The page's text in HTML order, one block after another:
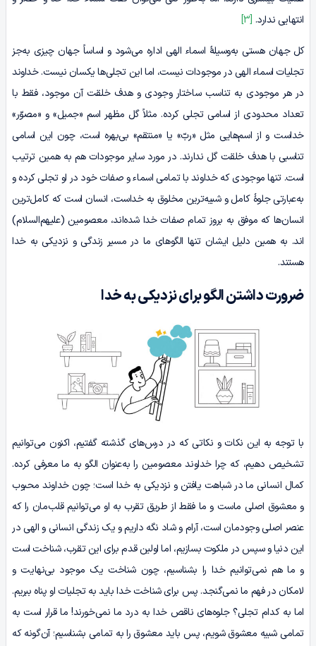
انتهایی ندارد. [3]
کل جهان هستی به‌وسیلۀ اسماء الهی اداره می‌شود و اساساً جهان چیزی به‌جز
تجلیات اسماء الهی در موجودات نیست، اما این تجلی‌ها یکسان نیست. خداوند
در هر موجودی به تناسب ساختار وجودی و هدف خلقت آن موجود، فقط با
تعداد محدودی از اسامی تجلی کرده. مثلاً گل مظهر اسم «جمیل» و «مصوّر»
خداست و از اسم‌هایی مثل «ربّ» یا «منتقم» بی‌بهره است، چون این اسامی
تناسبی با هدف خلقت گل ندارند. در مورد سایر موجودات هم به همین ترتیب
است. تنها موجودی که خداوند با تمامی اسماء و صفات خود در او تجلی کرده و
به‌عبارتی جلوۀ کامل و شبیه‌ترین مخلوق به خداست، انسان است که کامل‌ترین
انسان‌ها که موفق به بروز تمام صفات خدا شده‌اند، معصومین (علیهم‌السلام)
اند. به همین دلیل ایشان تنها الگوهای ما در مسیر زندگی و نزدیکی به خدا
هستند.
ضرورت داشتن الگو برای نزدیکی به خدا
با توجه به این نکات و نکاتی که در درس‌های گذشته گفتیم، اکنون می‌توانیم
تشخیص دهیم، که چرا خداوند معصومین را به‌عنوان الگو به ما معرفی کرده.
کمال انسانی ما در شباهت یافتن و نزدیکی به خدا است؛ چون خداوند محبوب
و معشوق اصلی ماست و ما فقط از طریق تقرب به او می‌توانیم قلب‌مان را که
عنصر اصلی وجودمان است، آرام و شاد نگه داریم و یک زندگی انسانی و الهی در
این دنیا و سپس در ملکوت بسازیم، اما اولین قدم برای این تقرب، شناخت است
و ما هم نمی‌توانیم خدا را بشناسیم، چون شناخت یک موجود بی‌نهایت و
لامکان در فهم ما نمی‌گنجد. پس برای شناخت خدا باید به تجلیات او پناه ببریم.
اما به کدام تجلی؟ جلوه‌های ناقص خدا به درد ما نمی‌خورند! ما قرار است به
تمامی شبیه معشوق شویم، پس باید معشوق را به تمامی بشناسیم؛ آن‌گونه که